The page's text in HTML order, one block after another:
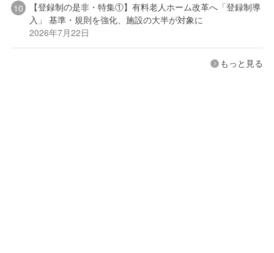
【登録制の是非・特集①】有料老人ホーム改革へ「登録制導
入」 基準・規則を強化、施設の大半が対象に
2026年7月22日
もっと見る